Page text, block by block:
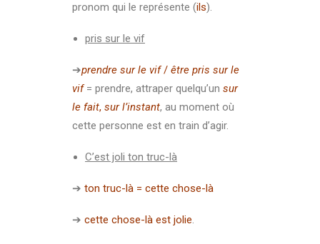
pronom qui le représente (ils).
pris sur le vif
➔prendre sur le vif/ être pris sur le
vif= prendre, attraper quelqu’un sur
le fait, sur l’instant, au moment où
cette personne est en train d’agir.
C’est joli ton truc-là
➔ ton truc-là = cette chose-là
➔ cette chose-là est jolie.